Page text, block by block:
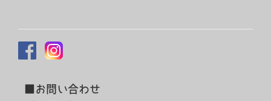
■お問い合わせ